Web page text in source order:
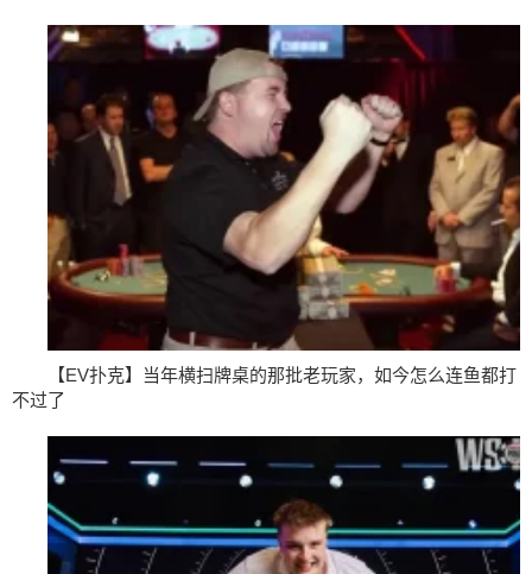
【EV扑克】当年横扫牌桌的那批老玩家，如今怎么连鱼都打
不过了